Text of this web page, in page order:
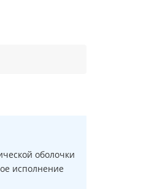
оболочки
исполнение